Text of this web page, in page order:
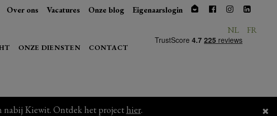
Over ons Vacatures Onze blog Eigenaarslogin
ONZE DIENSTEN CONTACT
NL FR
nabij Kiewit. Ontdek het projecthier.